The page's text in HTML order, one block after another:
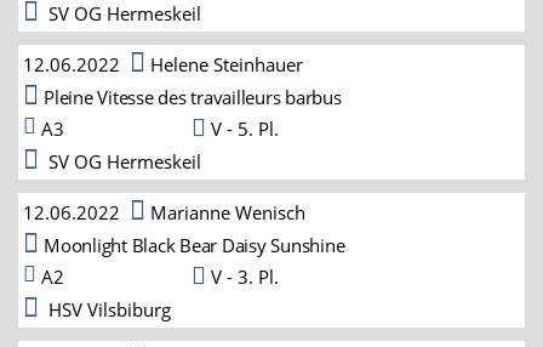
SV OG Hermeskeil
12.06.2022
Helene Steinhauer
Pleine Vitesse des travailleurs barbus
A3
V - 5. Pl.
SV OG Hermeskeil
12.06.2022
Marianne Wenisch
Moonlight Black Bear Daisy Sunshine
A2
V - 3. Pl.
HSV Vilsbiburg